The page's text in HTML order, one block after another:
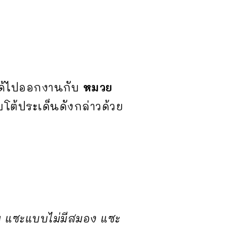
ไปออกงานกับ หมวย
ต้ประเด็นดังกล่าวด้วย
แซะแบบไม่มีสมอง แซะ